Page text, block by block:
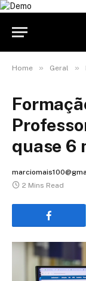
Home » Geral »
quase 6
2 Mins Read